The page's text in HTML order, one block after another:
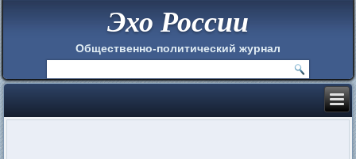
Эхо России
Общественно-политический журнал